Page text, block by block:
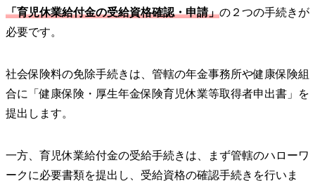
「育児休業給付金の受給資格確認・申請」の２つの手続きが
必要です。
社会保険料の免除手続きは、管轄の年金事務所や健康保険組
合に「健康保険・厚生年金保険育児休業等取得者申出書」を
提出します。
一方、育児休業給付金の受給手続きは、まず管轄のハローワ
ークに必要書類を提出し、受給資格の確認手続きを行いま